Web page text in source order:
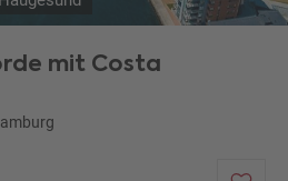
mit Costa